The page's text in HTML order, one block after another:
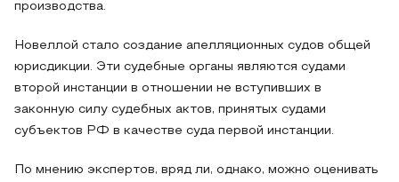
производства.
Новеллой стало создание апелляционных судов общей
юрисдикции. Эти судебные органы являются судами
второй инстанции в отношении не вступивших в
законную силу судебных актов, принятых судами
субъектов РФ в качестве суда первой инстанции.
По мнению экспертов, вряд ли, однако, можно оценивать